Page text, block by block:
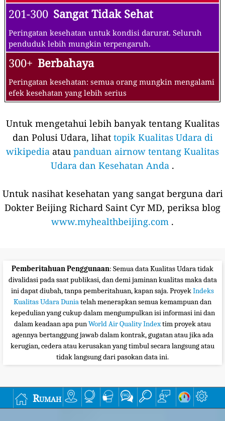
201-300 Sangat Tidak Sehat
Peringatan kesehatan untuk kondisi darurat. Seluruh
penduduk lebih mungkin terpengaruh.
300+ Berbahaya
Peringatan kesehatan: semua orang mungkin mengalami
efek kesehatan yang lebih serius
Untuk mengetahui lebih banyak tentang Kualitas
dan Polusi Udara, lihat topik Kualitas Udara di
wikipedia atau panduan airnow tentang Kualitas
Udara dan Kesehatan Anda .
Untuk nasihat kesehatan yang sangat berguna dari
Dokter Beijing Richard Saint Cyr MD, periksa blog
www.myhealthbeijing.com .
Pemberitahuan Penggunaan: Semua data Kualitas Udara tidak
divalidasi pada saat publikasi, dan demi jaminan kualitas maka data
ini dapat diubah, tanpa pemberitahuan, kapan saja. ProyekIndeks
Kualitas Udara Dunia telah menerapkan semua kemampuan dan
kepedulian yang cukup dalam mengumpulkan isi informasi ini dan
dalam keadaan apa pun World Air Quality Indextim proyek atau
agennya bertanggung jawab dalam kontrak, gugatan atau jika ada
kerugian, cedera atau kerusakan yang timbul secara langsung atau
tidak langsung dari pasokan data ini.
Rumah